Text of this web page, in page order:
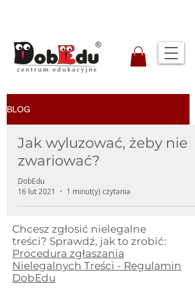
BLOG
Jak wyluzować, żeby nie
zwariować?
DobEdu
16 lut 2021
1 minut(y) czytania
Chcesz zgłosić nielegalne
treści? Sprawdź, jak to zrobić:
Procedura zgłaszania
Nielegalnych Treści - Regulamin
DobEdu